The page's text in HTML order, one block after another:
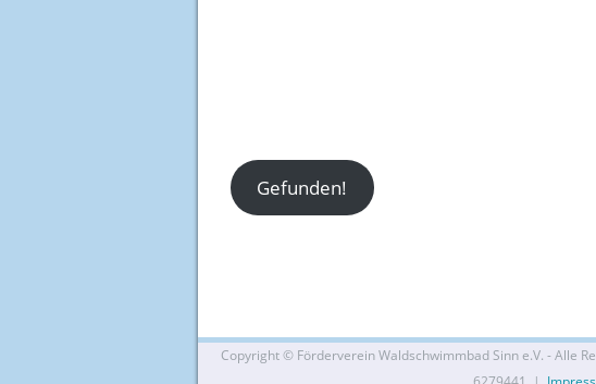
Gefunden!
Copyright © Förderverein Waldschwimmbad Sinn e.V. - Alle